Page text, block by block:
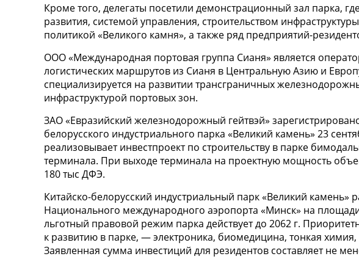
Кроме того, делегаты посетили демонстрационный зал парка,
развития, системой управления, строительством
политикой «Великого камня», а также ряд предприятий-
ООО «Международная портовая группа Сианя» является
логистических маршрутов из Сианя в Центральную Азию и
специализируется на развитии трансграничных
инфраструктурой портовых зон.
ЗАО «Евразийский железнодорожный гейтвэй»
белорусского индустриального парка «Великий камень» 23
реализовывает инвестпроект по строительству в парке
терминала. При выходе терминала на проектную мощность
180 тыс ДФЭ.
Китайско-белорусский индустриальный парк «Великий камень»
Национального международного аэропорта «Минск» на
льготный правовой режим парка действует до 2062 г.
к развитию в парке, — электроника, биомедицина, тонкая
Заявленная сумма инвестиций для резидентов составляет не